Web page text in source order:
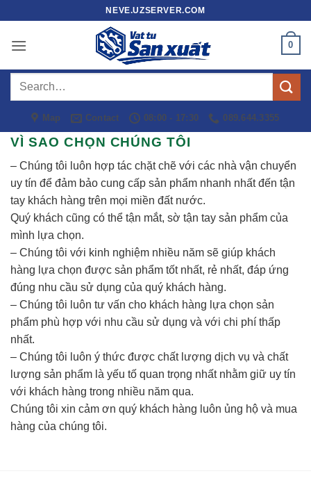
content
NEVE.UZSERVER.COM
0
Search
Map Contact 08:00 - 17:30 089.644.3355
VÌ SAO CHỌN CHÚNG TÔI
– Chúng tôi luôn hợp tác chặt chẽ với các nhà vận chuyển
uy tín để đảm bảo cung cấp sản phẩm nhanh nhất đến tận
tay khách hàng trên mọi miền đất nước.
Quý khách cũng có thể tận mắt, sờ tận tay sản phẩm của
mình lựa chọn.
– Chúng tôi với kinh nghiệm nhiều năm sẽ giúp khách
hàng lựa chọn được sản phẩm tốt nhất, rẻ nhất, đáp ứng
đúng nhu cầu sử dụng của quý khách hàng.
– Chúng tôi luôn tư vấn cho khách hàng lựa chọn sản
phẩm phù hợp với nhu cầu sử dụng và với chi phí thấp
nhất.
– Chúng tôi luôn ý thức được chất lượng dịch vụ và chất
lượng sản phẩm là yếu tố quan trọng nhất nhằm giữ uy tín
với khách hàng trong nhiều năm qua.
Chúng tôi xin cảm ơn quý khách hàng luôn ủng hộ và mua
hàng của chúng tôi.